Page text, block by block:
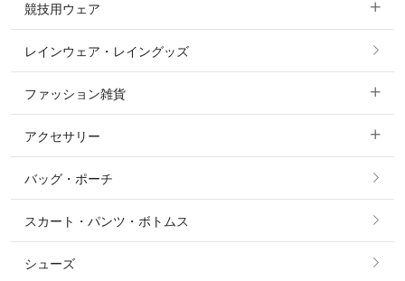
カットソー・Tシャツ・タンクトップ
ニット・セーター
シャツ・ブラウス・ワンピース
コート
ジャケット・ブルゾン
競技用ウェア
すべての競技用ウェア
ショージャケット
ショーシャツ
レインウェア・レイングッズ
ファッション雑貨
すべてのファッション雑貨
ソックス
ベルト
アクセサリー
すべてのアクセサリー
リング
ピアス・イヤリング
バッグ・ポーチ
スカート・パンツ・ボトムス
シューズ